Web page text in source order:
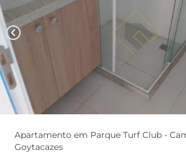
chevron_left
Apartamento em Parque Turf Club - Campos dos
Goytacazes